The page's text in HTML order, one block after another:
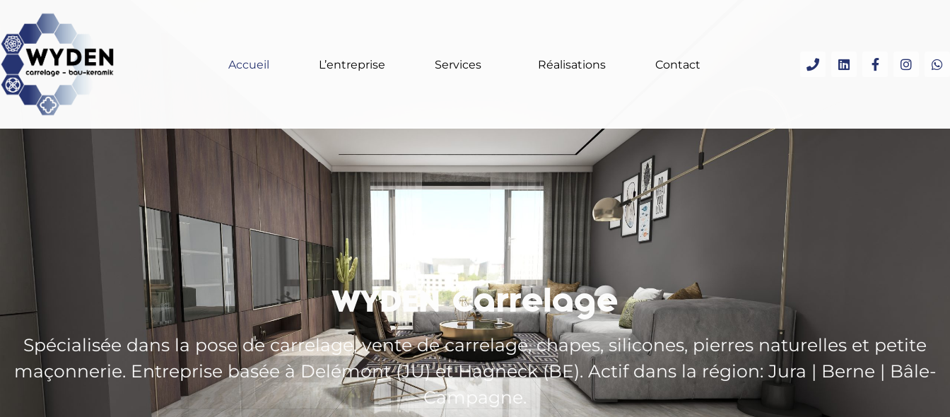
Accueil L’entreprise Services Réalisations Contact
WYDEN Carrelage
Spécialisée dans la pose de carrelage, vente de carrelage, chapes, silicones, pierres naturelles et petite
maçonnerie. Entreprise basée à Delémont (JU) et Hagneck (BE). Actif dans la région: Jura | Berne | Bâle-
Campagne.